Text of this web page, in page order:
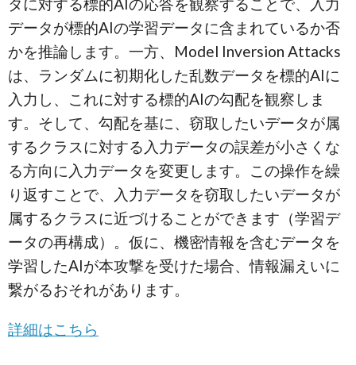
タに対する標的AIの応答を観察することで、入力
データが標的AIの学習データに含まれているか否
かを推論します。一方、Model Inversion Attacks
は、ランダムに初期化した乱数データを標的AIに
入力し、これに対する標的AIの勾配を観察しま
す。そして、勾配を基に、窃取したいデータが属
するクラスに対する入力データの誤差が小さくな
る方向に入力データを変更します。この操作を繰
り返すことで、入力データを窃取したいデータが
属するクラスに近づけることができます（学習デ
ータの再構成）。仮に、機密情報を含むデータを
学習したAIが本攻撃を受けた場合、情報漏えいに
繋がるおそれがあります。
詳細はこちら